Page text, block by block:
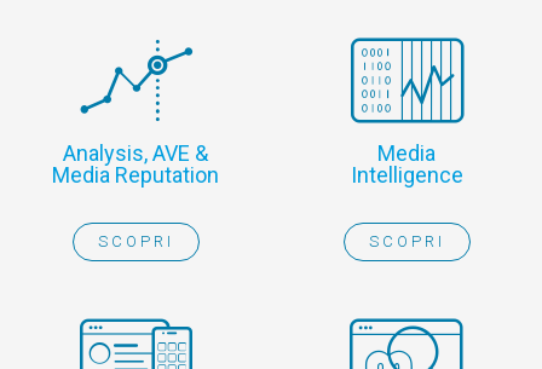
Analysis, AVE &
Media Reputation
SCOPRI
Media
Intelligence
SCOPRI